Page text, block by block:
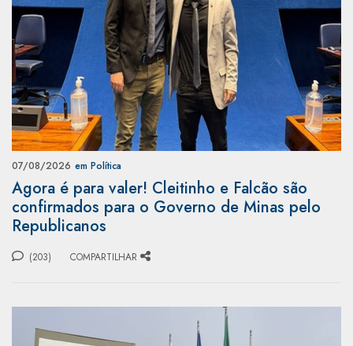
07/08/2026 em Política
Agora é para valer! Cleitinho e Falcão são
confirmados para o Governo de Minas pelo
Republicanos
(203) COMPARTILHAR